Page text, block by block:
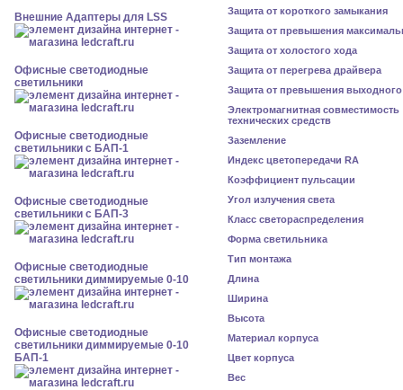
Внешние Адаптеры для LSS
Офисные светодиодные
светильники
Офисные светодиодные
светильники с БАП-1
Офисные светодиодные
светильники с БАП-3
Офисные светодиодные
светильники диммируемые 0-10
Офисные светодиодные
светильники диммируемые 0-10
БАП-1
Защита от короткого замыкания
Защита от превышения
Защита от холостого хода
Защита от перегрева драйвера
Защита от превышения
Электромагнитная совместимость
технических средств
Заземление
Индекс цветопередачи RA
Коэффициент пульсации
Угол излучения света
Класс светораспределения
Форма светильника
Тип монтажа
Длина
Ширина
Высота
Материал корпуса
Цвет корпуса
Вес